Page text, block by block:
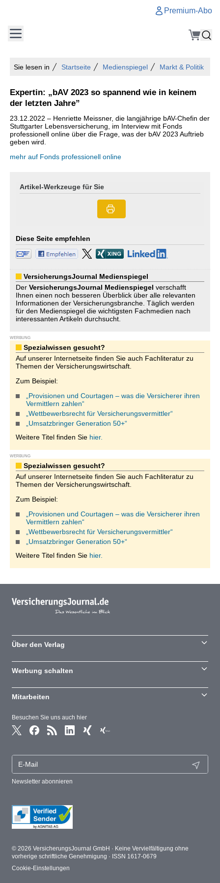
Premium-Abo
Sie lesen in Startseite Medienspiegel Markt & Politik
Expertin: „bAV 2023 so spannend wie in keinem
der letzten Jahre”
23.12.2022 – Henriette Meissner, die langjährige bAV-Chefin der
Stuttgarter Lebensversicherung, im Interview mit Fonds
professionell online über die Frage, was der bAV 2023 Auftrieb
geben wird.
mehr auf Fonds professionell online
Artikel-Werkzeuge für Sie
Diese Seite empfehlen
VersicherungsJournal Medienspiegel
Der VersicherungsJournal Medienspiegel verschafft
Ihnen einen noch besseren Überblick über alle relevanten
Informationen der Versicherungsbranche. Täglich werden
für den Medienspiegel die wichtigsten Fachmedien nach
interessanten Artikeln durchsucht.
WERBUNG
Spezialwissen gesucht?
Auf unserer Internetseite finden Sie auch Fachliteratur zu
Themen der Versicherungswirtschaft.
Zum Beispiel:
„Provisionen und Courtagen – was die Versicherer ihren
Vermittlern zahlen“
„Wettbewerbsrecht für Versicherungsvermittler“
„Umsatzbringer Generation 50+“
Weitere Titel finden Sie hier.
WERBUNG
Spezialwissen gesucht?
Auf unserer Internetseite finden Sie auch Fachliteratur zu
Themen der Versicherungswirtschaft.
Zum Beispiel:
„Provisionen und Courtagen – was die Versicherer ihren
Vermittlern zahlen“
„Wettbewerbsrecht für Versicherungsvermittler“
„Umsatzbringer Generation 50+“
Weitere Titel finden Sie hier.
Besuchen Sie uns auch hier
Newsletter abonnieren
Über den Verlag
Werbung schalten
Mitarbeiten
© 2026 VersicherungsJournal GmbH · Keine Vervielfältigung ohne
vorherige schriftliche Genehmigung · ISSN 1617-0679
Cookie-Einstellungen